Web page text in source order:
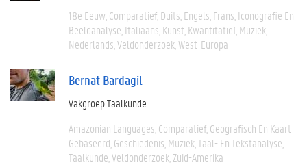
18e Eeuw Comparatief Duits Engels Frans Iconografie En
Beeldanalyse Italiaans Kunst Kwantitatief Muziek
Nederlands Veldonderzoek West-Europa
Bernat Bardagil
Vakgroep Taalkunde
Amazonian Languages Comparatief Geografisch En Kaart
Gebaseerd Geschiedenis Muziek Taal- En Tekstanalyse
Taalkunde Veldonderzoek Zuid-Amerika